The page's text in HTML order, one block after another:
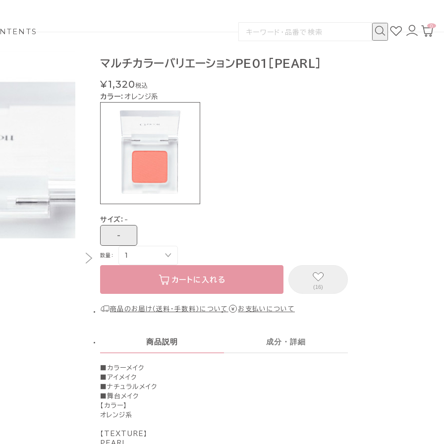
検
お
気
ロ
グ
カ
0
マルチカラーバリエーションPE01[PEARL]
¥1,320税込
カラー： オレンジ系
サイズ： -
-
数量：
カートに入れる
(16)
商品のお届け（送料・手数料）について お支払いについて
商品説明 成分・詳細
■カラーメイク
■アイメイク
■ナチュラルメイク
■舞台メイク
【カラー】
オレンジ系
【TEXTURE】